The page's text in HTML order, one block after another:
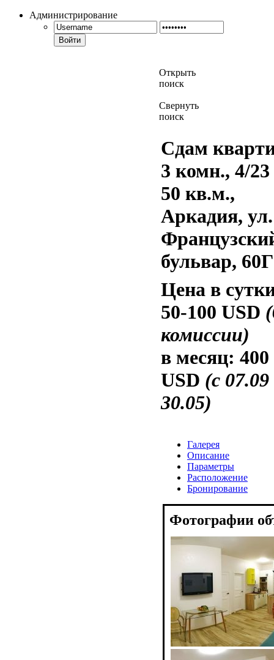
Администрирование
Войти
Открыть
поиск
Свернуть
поиск
Сдам
3 комн., 4/23
50 кв.м.,
Аркадия, ул.
бульвар, 60Г
Цена в
50-100 USD
комиссии)
в месяц: 400
USD (с 07.09
30.05)
Галерея
Описание
Параметры
Расположение
Бронирование
Фотографии